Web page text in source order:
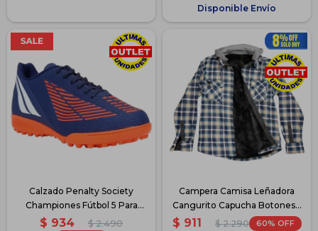
Disponible Envío
Calzado Penalty Society
Championes Fútbol 5 Para
Niños - Azul
$ 934 $ 2.490
Campera Camisa Leñadora
Cangurito Capucha Botones -
Verde
$ 911 $ 2.290 60